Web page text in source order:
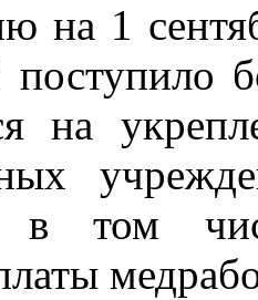
на 1
на
в том